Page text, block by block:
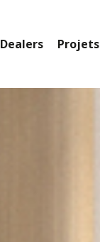
Dealers Projets